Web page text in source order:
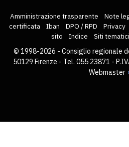
Amministrazione trasparente Note
certificata
Iban DPO / RPD Privacy
sito
Indice Siti tematici
© 1998-2026 - Consiglio regionale
50129 Firenze - Tel. 055 23871 -
Webmaster